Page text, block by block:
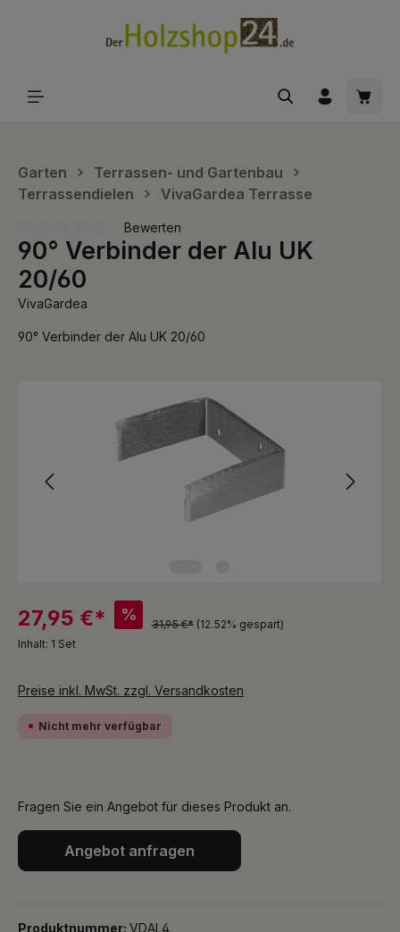
Garten
Terrassen- und Gartenbau
Terrassendielen
VivaGardea Terrasse
Durchschnittliche Bewertung von 0 von 5 Sternen
Bewerten
90° Verbinder der Alu UK
20/60
VivaGardea
90° Verbinder der Alu UK 20/60
27,95 €* %
31,95 €* (12.52% gespart)
Inhalt: 1 Set
Preise inkl. MwSt. zzgl. Versandkosten
Nicht mehr verfügbar
Fragen Sie ein Angebot für dieses Produkt an.
Angebot anfragen
Produktnummer: VDAL4